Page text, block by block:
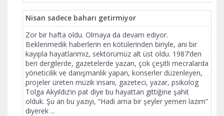
Nisan sadece baharı getirmiyor
Zor bir hafta oldu. Olmaya da devam ediyor.
Beklenmedik haberlerin en kötülerinden biriyle, ani bir
kayıpla hayatlarımız, sektörümüz alt üst oldu. 1987’den
beri dergilerde, gazetelerde yazan, çok çeşitli mecralarda
yöneticilik ve danışmanlık yapan, konserler düzenleyen,
projeler üreten müzik insanı, gazeteci, yazar, psikolog
Tolga Akyıldız’ın pat diye bu hayattan gittiğine şahit
olduk. Şu an bu yazıyı, “Hadi ama bir şeyler yemen lazım”
diyerek ...